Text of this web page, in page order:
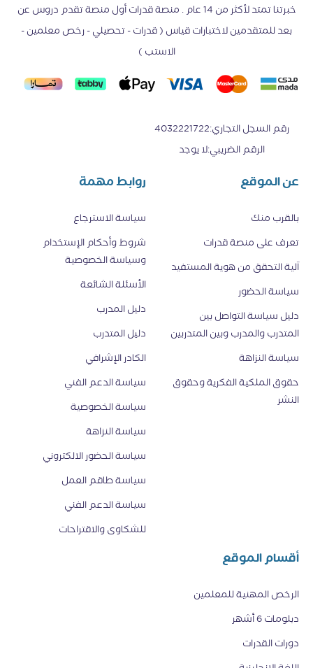
خبرتنا تمتد لأكثر من 14 عام . منصة قدرات أول منصة تقدم دروس عن
بعد للمتقدمين لاختبارات قياس ( قدرات - تحصيلي - رخص معلمين -
الاستب )
رقم السجل التجاري:
4032221722
الرقم الضريبي:لا يوجد
عن الموقع
بالقرب منك
تعرف على منصة قدرات
اَلية التحقق من هوية المستفيد
سياسة الحضور
دليل سياسة التواصل بين
المتدرب والمدرب وبين المتدربين
سياسة النزاهة
حقوق الملكية الفكرية وحقوق
النشر
روابط مهمة
سياسة الاسترجاع
شروط وأحكام الإستخدام
وسياسة الخصوصية
الأسئلة الشائعة
دليل المدرب
دليل المتدرب
الكادر الإشرافي
سياسة الدعم الفني
سياسة الخصوصية
سياسة النزاهة
سياسة الحضور الالكتروني
سياسة طاقم العمل
سياسة الدعم الفني
للشكاوى والاقتراحات
أقسام الموقع
الرخص المهنية للمعلمين
دبلومات 6 أشهر
دورات القدرات